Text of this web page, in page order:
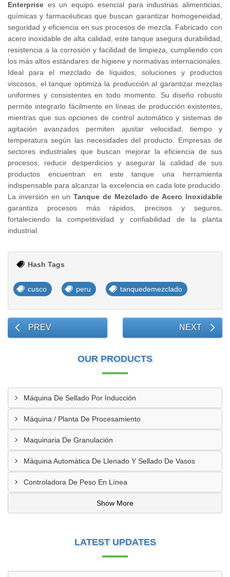
Enterprise es un equipo esencial para industrias alimenticias,
químicas y farmacéuticas que buscan garantizar homogeneidad,
seguridad y eficiencia en sus procesos de mezcla. Fabricado con
acero inoxidable de alta calidad, este tanque asegura durabilidad,
resistencia a la corrosión y facilidad de limpieza, cumpliendo con
los más altos estándares de higiene y normativas internacionales.
Ideal para el mezclado de líquidos, soluciones y productos
viscosos, el tanque optimiza la producción al garantizar mezclas
uniformes y consistentes en todo momento. Su diseño robusto
permite integrarlo fácilmente en líneas de producción existentes,
mientras que sus opciones de control automático y sistemas de
agitación avanzados permiten ajustar velocidad, tiempo y
temperatura según las necesidades del producto. Empresas de
sectores industriales que buscan mejorar la eficiencia de sus
procesos, reducir desperdicios y asegurar la calidad de sus
productos encuentran en este tanque una herramienta
indispensable para alcanzar la excelencia en cada lote producido.
La inversión en unTanque de Mezclado de Acero Inoxidable
garantiza procesos más rápidos, precisos y seguros,
fortaleciendo la competitividad y confiabilidad de la planta
industrial.
Hash Tags
cusco peru tanquedemezclado
PREV NEXT
OUR PRODUCTS
Máquina De Sellado Por Inducción
Máquina / Planta De Procesamiento
Maquinaria De Granulación
Máquina Automática De Llenado Y Sellado De Vasos
Controladora De Peso En Línea
Show More
LATEST UPDATES